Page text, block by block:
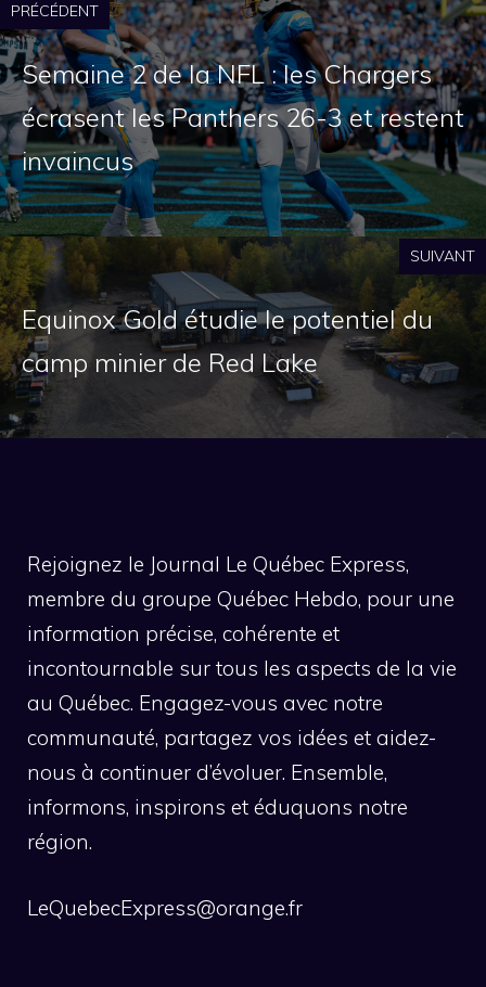
PRÉCÉDENT
Semaine 2 de la NFL : les Chargers
écrasent les Panthers 26-3 et restent
invaincus
SUIVANT
Equinox Gold étudie le potentiel du
camp minier de Red Lake
Rejoignez le Journal Le Québec Express,
membre du groupe Québec Hebdo, pour une
information précise, cohérente et
incontournable sur tous les aspects de la vie
au Québec. Engagez-vous avec notre
communauté, partagez vos idées et aidez-
nous à continuer d’évoluer. Ensemble,
informons, inspirons et éduquons notre
région.
LeQuebecExpress@orange.fr